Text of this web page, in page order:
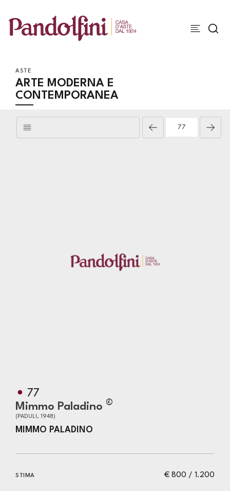
ASTE
ARTE MODERNA E
CONTEMPORANEA
77
Mimmo Paladino ©
(PADULI, 1948)
MIMMO PALADINO
€ 800 / 1.200
STIMA